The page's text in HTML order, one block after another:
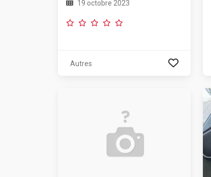
19 octobre 2023
Autres